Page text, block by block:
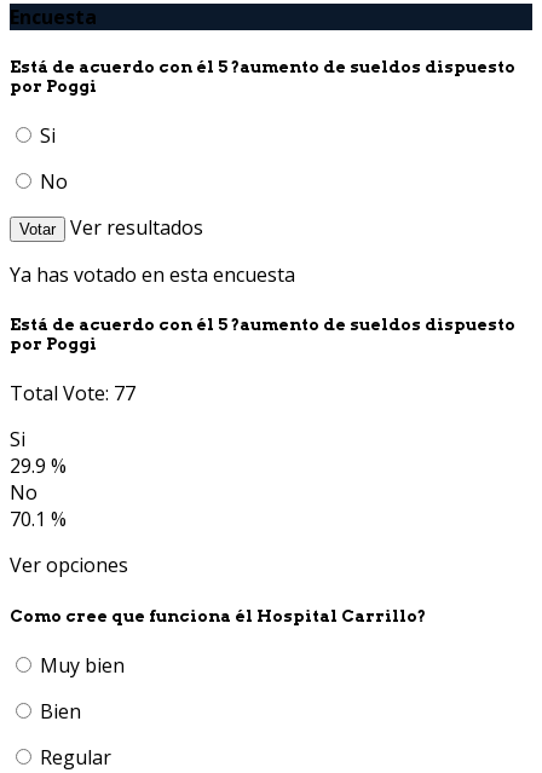
Encuesta
Está de acuerdo con él 5 ?aumento de sueldos dispuesto
por Poggi
Si
No
Votar
Ver resultados
Ya has votado en esta encuesta
Está de acuerdo con él 5 ?aumento de sueldos dispuesto
por Poggi
Total Vote: 77
Si
29.9 %
No
70.1 %
Ver opciones
Como cree que funciona él Hospital Carrillo?
Muy bien
Bien
Regular